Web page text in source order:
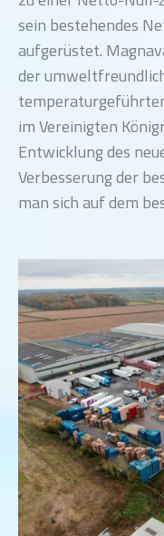
sein bestehendes
aufgerüstet.
der
im Vereinigten
Entwicklung des
Verbesserung der
man sich auf dem